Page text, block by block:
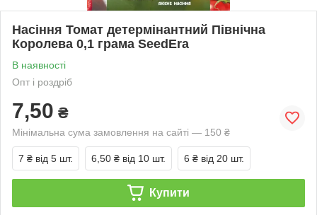
Насіння Томат детермінантний Північна
Королева 0,1 грама SeedEra
В наявності
Опт і роздріб
7,50 ₴
Мінімальна сума замовлення на сайті — 150 ₴
7 ₴ від 5 шт. 6,50 ₴ від 10 шт. 6 ₴ від 20 шт.
Купити